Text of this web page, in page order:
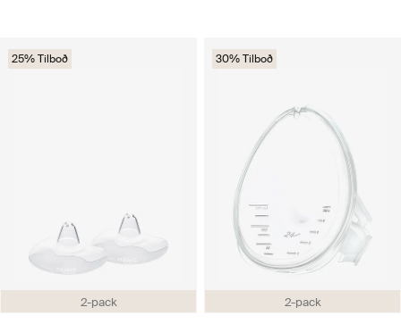
2-pack
25% Tilboð
2-pack
30% Tilboð